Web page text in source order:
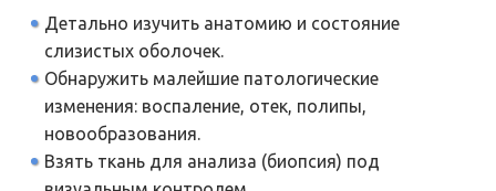
Детально изучить анатомию и состояние
слизистых оболочек.
Обнаружить малейшие патологические
изменения: воспаление, отек, полипы,
новообразования.
Взять ткань для анализа (биопсия) под